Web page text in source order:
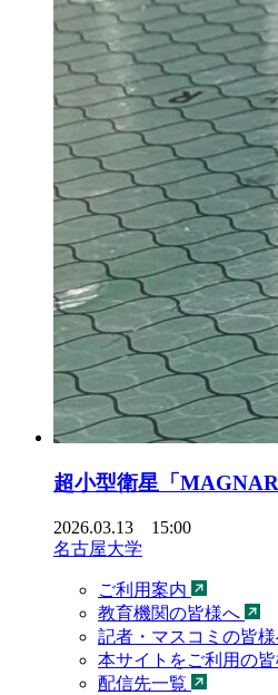
超小型衛星「
2026.03.13 15:00
名古屋大学
ご利用案内
教育機関の皆様へ
記者・マスコミの皆
本サイトをご利用の
配信先一覧